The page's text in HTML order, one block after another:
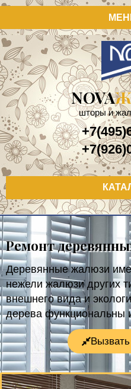
NOVA
шторы и
Ремонт
Деревянные жалюзи
нежели жалюзи других
внешнего вида и
дерева функциональны